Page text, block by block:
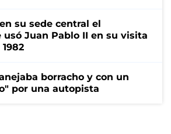
su sede central el
usó Juan Pablo II en su visita
borracho y con un
por una autopista